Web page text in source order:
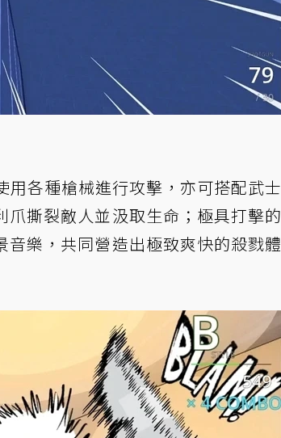
各種槍械進行攻擊，亦可搭配武士
撕裂敵人並汲取生命；極具打擊的
樂，共同營造出極致爽快的殺戮體